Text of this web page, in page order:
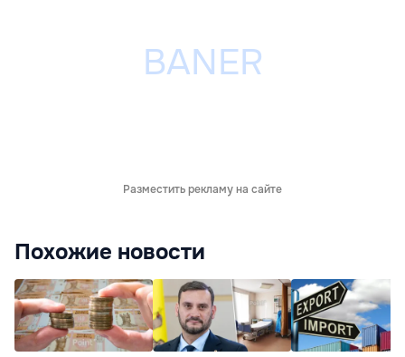
Разместить рекламу на сайте
Похожие новости